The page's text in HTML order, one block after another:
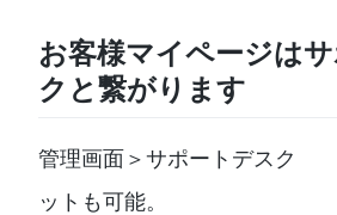
お客様マイページは
クと繋がります
管理画面＞サポートデスク
ットも可能。